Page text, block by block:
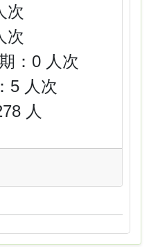
次
次
：0 人次
5 人次
人